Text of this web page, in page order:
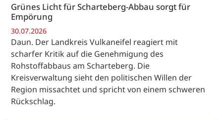
Grünes Licht für Scharteberg-Abbau sorgt für
Empörung
30.07.2026
Daun. Der Landkreis Vulkaneifel reagiert mit
scharfer Kritik auf die Genehmigung des
Rohstoffabbaus am Scharteberg. Die
Kreisverwaltung sieht den politischen Willen der
Region missachtet und spricht von einem schweren
Rückschlag.